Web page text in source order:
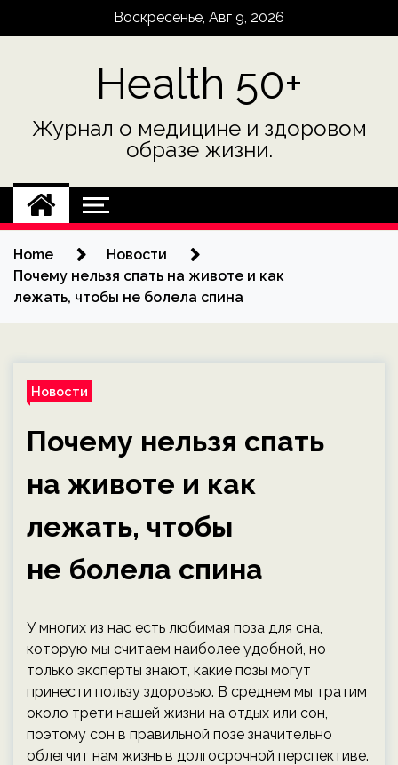
Воскресенье, Авг 9, 2026
Health 50+
Журнал о медицине и здоровом
образе жизни.
Home
Новости
Почему нельзя спать на животе и как
лежать, чтобы не болела спина
Новости
Почему нельзя спать
на животе и как
лежать, чтобы
не болела спина
У многих из нас есть любимая поза для сна,
которую мы считаем наиболее удобной, но
только эксперты знают, какие позы могут
принести пользу здоровью. В среднем мы тратим
около трети нашей жизни на отдых или сон,
поэтому сон в правильной позе значительно
облегчит нам жизнь в долгосрочной перспективе.